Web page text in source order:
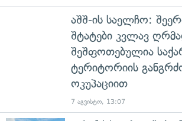
აშშ-ის საელჩო:
შტატები კვლავ
შეშფოთებულია
ტერიტორიის
ოკუპაციით
7 აგვისტო, 13:07